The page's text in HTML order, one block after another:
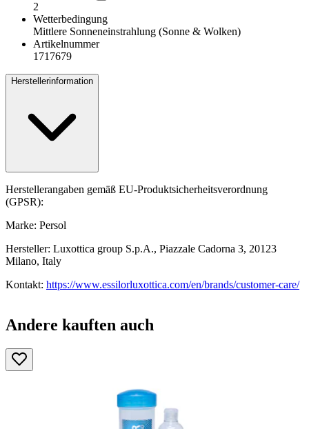
2
Wetterbedingung
Mittlere Sonneneinstrahlung (Sonne & Wolken)
Artikelnummer
1717679
Herstellerinformation
Herstellerangaben gemäß EU-Produktsicherheitsverordnung
(GPSR):
Marke: Persol
Hersteller: Luxottica group S.p.A., Piazzale Cadorna 3, 20123
Milano, Italy
Kontakt: https://www.essilorluxottica.com/en/brands/customer-care/
Andere kauften auch